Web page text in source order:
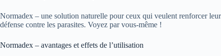
Normadex – une solution naturelle pour ceux qui veulent renforcer leur
défense contre les parasites. Voyez par vous-même !
Normadex – avantages et effets de l’utilisation